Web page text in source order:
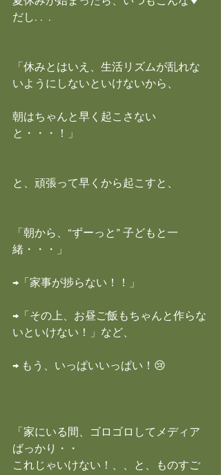
だし. .  .
「休みとはいえ、生活リズムが乱れな
いようにしないといけないから、
朝はちゃんと早く起こさない
と・・・！」
と、頑張って早くから起こすと、
「朝から、“ずーっと” 子どもと一
緒・・・」
→「家事が捗らない！！」
→「その上、お昼ご飯もちゃんと作らな
いといけない！」など、
→ もう、いっぱいいっぱい！😢
「家にいる間、ゴロゴロしてメディア
ばっかり・・
これじゃいけない！、、と、ものすご